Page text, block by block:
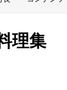
理集